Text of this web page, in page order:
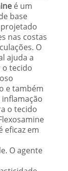
é um
base
nas costas
O
ajuda a
tecido
e também
o tecido
eficaz em
O agente